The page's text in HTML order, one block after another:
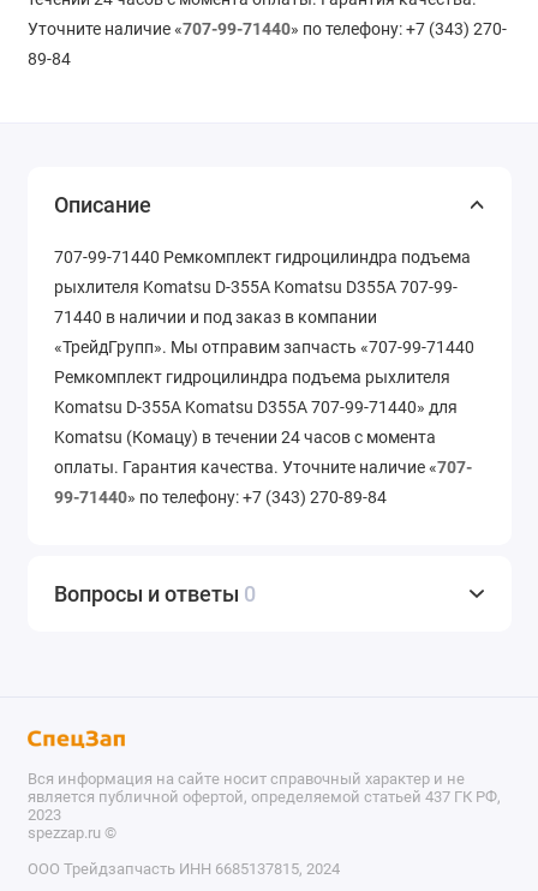
Уточните наличие «707-99-71440» по телефону: +7 (343) 270-
89-84
Описание
707-99-71440 Ремкомплект гидроцилиндра подъема
рыхлителя Komatsu D-355A Komatsu D355A 707-99-
71440 в наличии и под заказ в компании
«ТрейдГрупп». Мы отправим запчасть «707-99-71440
Ремкомплект гидроцилиндра подъема рыхлителя
Komatsu D-355A Komatsu D355A 707-99-71440» для
Komatsu (Комацу) в течении 24 часов с момента
оплаты. Гарантия качества. Уточните наличие «707-
99-71440» по телефону: +7 (343) 270-89-84
Вопросы и ответы 0
Вся информация на сайте носит справочный характер и не
является публичной офертой, определяемой статьей 437 ГК РФ,
2023
spezzap.ru ©️
ООО Трейдзапчасть ИНН 6685137815, 2024